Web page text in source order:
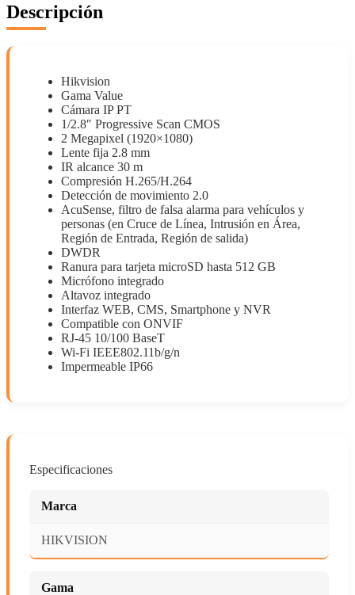
Descripción
Hikvision
Gama Value
Cámara IP PT
1/2.8″ Progressive Scan CMOS
2 Megapixel (1920×1080)
Lente fija 2.8 mm
IR alcance 30 m
Compresión H.265/H.264
Detección de movimiento 2.0
AcuSense, filtro de falsa alarma para vehículos y
personas (en Cruce de Línea, Intrusión en Área,
Región de Entrada, Región de salida)
DWDR
Ranura para tarjeta microSD hasta 512 GB
Micrófono integrado
Altavoz integrado
Interfaz WEB, CMS, Smartphone y NVR
Compatible con ONVIF
RJ-45 10/100 BaseT
Wi-Fi IEEE802.11b/g/n
Impermeable IP66
Especificaciones
Marca
HIKVISION
Gama